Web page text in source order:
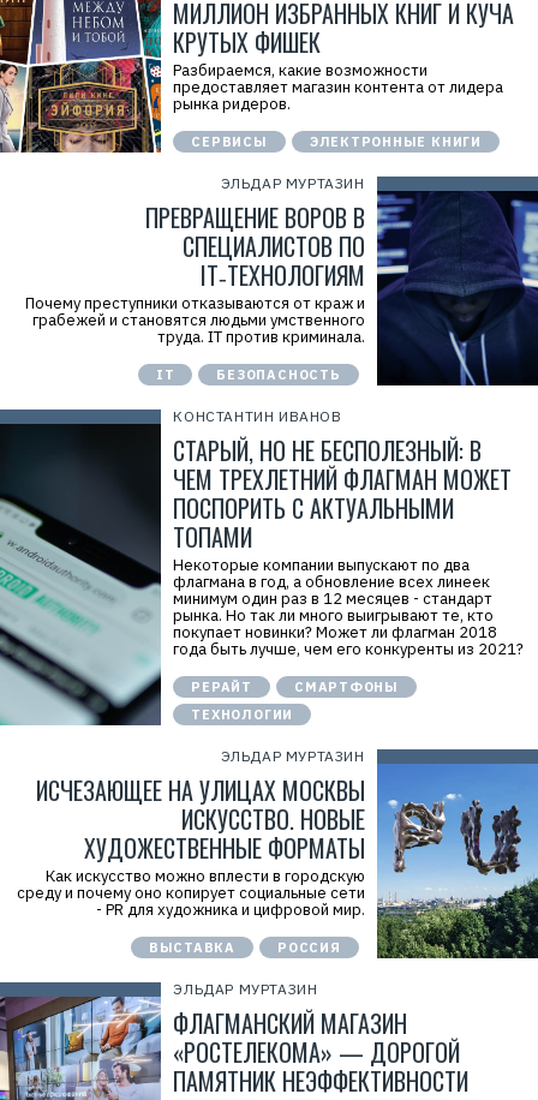
i
МИЛЛИОН ИЗБРАННЫХ КНИГ И КУЧА
КРУТЫХ ФИШЕК
Разбираемся, какие возможности
предоставляет магазин контента от лидера
рынка ридеров.
СЕРВИСЫ ЭЛЕКТРОННЫЕ КНИГИ
ЭЛЬДАР МУРТАЗИН
ПРЕВРАЩЕНИЕ ВОРОВ В
СПЕЦИАЛИСТОВ ПО
IT‑ТЕХНОЛОГИЯМ
Почему преступники отказываются от краж и
грабежей и становятся людьми умственного
труда. IT против криминала.
IT БЕЗОПАСНОСТЬ
КОНСТАНТИН ИВАНОВ
СТАРЫЙ, НО НЕ БЕСПОЛЕЗНЫЙ: В
ЧЕМ ТРЕХЛЕТНИЙ ФЛАГМАН МОЖЕТ
ПОСПОРИТЬ С АКТУАЛЬНЫМИ
ТОПАМИ
Некоторые компании выпускают по два
флагмана в год, а обновление всех линеек
минимум один раз в 12 месяцев - стандарт
рынка. Но так ли много выигрывают те, кто
покупает новинки? Может ли флагман 2018
года быть лучше, чем его конкуренты из 2021?
РЕРАЙТ
СМАРТФОНЫ
ТЕХНОЛОГИИ
ЭЛЬДАР МУРТАЗИН
ИСЧЕЗАЮЩЕЕ НА УЛИЦАХ МОСКВЫ
ИСКУССТВО. НОВЫЕ
ХУДОЖЕСТВЕННЫЕ ФОРМАТЫ
Как искусство можно вплести в городскую
среду и почему оно копирует социальные сети
- PR для художника и цифровой мир.
ВЫСТАВКА РОССИЯ
ЭЛЬДАР МУРТАЗИН
ФЛАГМАНСКИЙ МАГАЗИН
«РОСТЕЛЕКОМА» — ДОРОГОЙ
ПАМЯТНИК НЕЭФФЕКТИВНОСТИ
Р
е
м
а
.
E
r